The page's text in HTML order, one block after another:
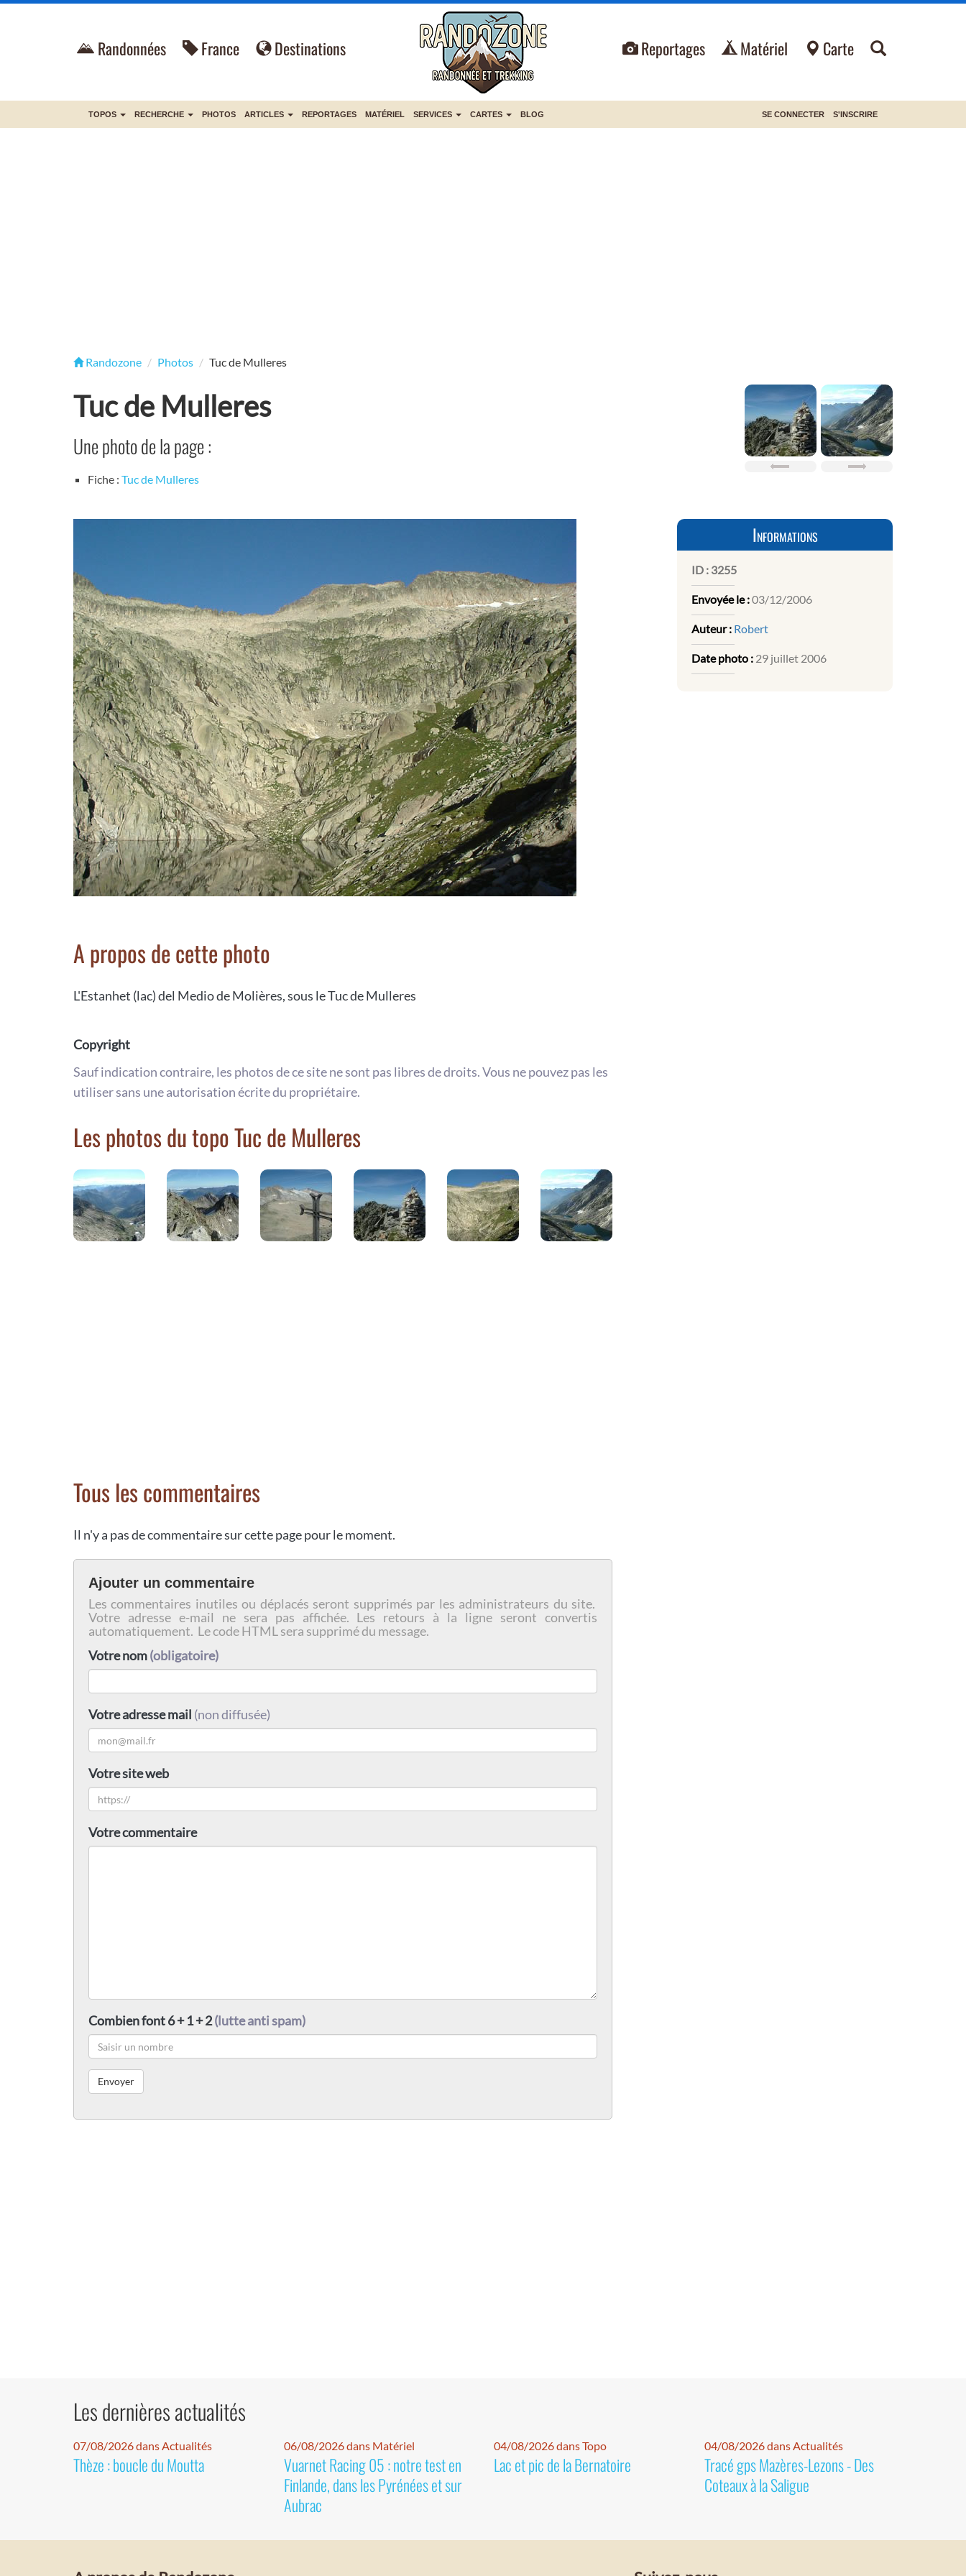
Randonnées France Destinations Reportages Matériel Carte
TOPOS RECHERCHE PHOTOS ARTICLES REPORTAGES MATÉRIEL SERVICES CARTES BLOG SE CONNECTER S'INSCRIRE
Randozone Photos Tuc de Mulleres
Tuc de Mulleres
Une photo de la page :
Fiche : Tuc de Mulleres
A propos de cette photo
L'Estanhet (lac) del Medio de Molières, sous le Tuc de Mulleres
Copyright
Sauf indication contraire, les photos de ce site ne sont pas libres de droits. Vous ne pouvez pas les
utiliser sans une autorisation écrite du propriétaire.
Les photos du topo Tuc de Mulleres
Tous les commentaires
Il n'y a pas de commentaire sur cette page pour le moment.
Ajouter un commentaire
Les commentaires inutiles ou déplacés seront supprimés par les administrateurs du site.
Votre adresse e-mail ne sera pas affichée. Les retours à la ligne seront convertis
automatiquement. Le code HTML sera supprimé du message.
Votre nom(obligatoire)
Votre adresse mail (non diffusée)
Votre site web
Votre commentaire
Combien font 6 + 1 + 2(lutte anti spam)
Informations
ID : 3255
Envoyée le :03/12/2006
Auteur : Robert
Date photo : 29 juillet 2006
Les dernières actualités
07/08/2026 dans Actualités
Thèze : boucle du Moutta
06/08/2026 dans Matériel
Vuarnet Racing 05 : notre test en
Finlande, dans les Pyrénées et sur
Aubrac
04/08/2026 dans Topo
Lac et pic de la Bernatoire
04/08/2026 dans Actualités
Tracé gps Mazères-Lezons - Des
Coteaux à la Saligue